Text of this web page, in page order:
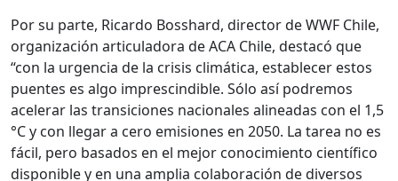
Por su parte, Ricardo Bosshard, director de WWF Chile,
organización articuladora de ACA Chile, destacó que
“con la urgencia de la crisis climática, establecer estos
puentes es algo imprescindible. Sólo así podremos
acelerar las transiciones nacionales alineadas con el 1,5
°C y con llegar a cero emisiones en 2050. La tarea no es
fácil, pero basados en el mejor conocimiento científico
disponible y en una amplia colaboración de diversos